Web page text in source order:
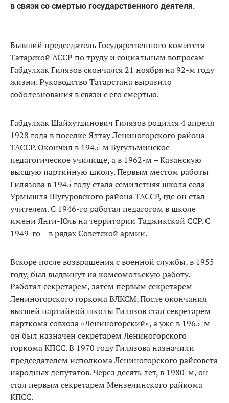
в связи со смертью государственного деятеля.
Бывший председатель Государственного комитета
Татарской АССР по труду и социальным вопросам
Габдулхак Гилязов скончался 21 ноября на 92-м году
жизни. Руководство Татарстана выразило
соболезнования в связи с его смертью.
Габдулхак Шайхутдинович Гилязов родился 4 апреля
1928 года в поселке Ялтау Лениногорского района
ТАССР. Окончил в 1945-м Бугульминское
педагогическое училище, а в 1962-м – Казанскую
высшую партийную школу. Первым местом работы
Гилязова в 1945 году стала семилетняя школа села
Урмышла Шугуровского района ТАССР, где он стал
учителем. С 1946-го работал педагогом в школе
имени Янги-Юль на территории Таджикской ССР. С
1949-го – в рядах Советской армии.
Вскоре после возвращения с военной службы, в 1955
году, был выдвинут на комсомольскую работу.
Работал секретарем, затем первым секретарем
Лениногорского горкома ВЛКСМ. После окончания
высшей партийной школы Гилязов стал секретарем
парткома совхоза «Лениногорский», а уже в 1965-м
он был назначен секретарем Лениногорского
горкома КПСС. В 1970 году Гилязова назначили
председателем исполкома Лениногорского райсовета
народных депутатов. Через десять лет, в 1980-м, он
стал первым секретарем Мензелинского райкома
КПСС.